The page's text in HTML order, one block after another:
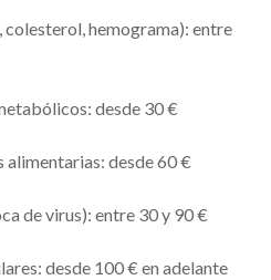
hemograma): entre
desde 30 €
alimentarias: desde 60 €
de virus): entre 30 y 90 €
desde 100 € en adelante